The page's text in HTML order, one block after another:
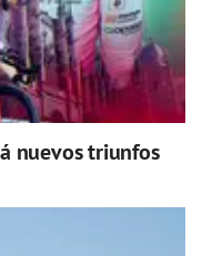
nuevos triunfos